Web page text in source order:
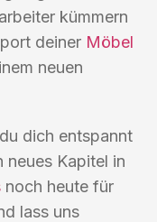
kümmern
deiner Möbel
neuen
dich entspannt
neues Kapitel in
noch heute für
lass uns